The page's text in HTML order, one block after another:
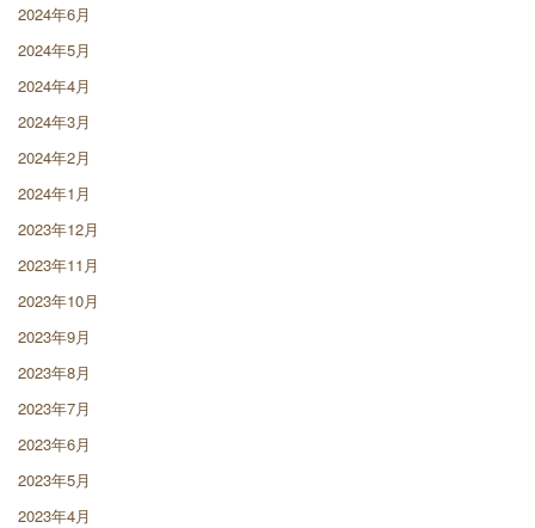
2024年6月
2024年5月
2024年4月
2024年3月
2024年2月
2024年1月
2023年12月
2023年11月
2023年10月
2023年9月
2023年8月
2023年7月
2023年6月
2023年5月
2023年4月